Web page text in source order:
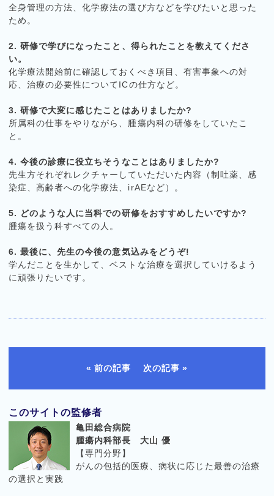
全身管理の方法、化学療法の選び方などを学びたいと思った
ため。
2. 研修で学びになったこと、得られたことを教えてくださ
い。
化学療法開始前に確認しておくべき項目、有害事象への対
応、治療の必要性についてICの仕方など。
3. 研修で大変に感じたことはありましたか?
所属科の仕事をやりながら、腫瘍内科の研修をしていたこ
と。
4. 今後の診療に役立ちそうなことはありましたか?
先生方それぞれレクチャーしていただいた内容（制吐薬、感
染症、高齢者への化学療法、irAEなど）。
5. どのような人に当科での研修をおすすめしたいですか?
腫瘍を扱う科すべての人。
6. 最後に、先生の今後の意気込みをどうぞ!
学んだことを生かして、ベストな治療を選択していけるよう
に頑張りたいです。
前の記事 次の記事
このサイトの監修者
亀田総合病院
腫瘍内科部長 大山 優
【専門分野】
がんの包括的医療、病状に応じた最善の治療
の選択と実践